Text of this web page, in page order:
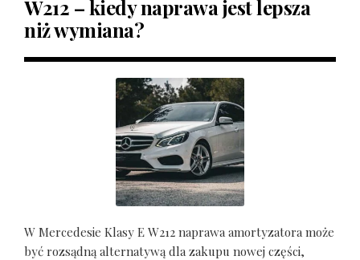
W212 – kiedy naprawa jest lepsza
niż wymiana?
W Mercedesie Klasy E W212 naprawa amortyzatora może
być rozsądną alternatywą dla zakupu nowej części,